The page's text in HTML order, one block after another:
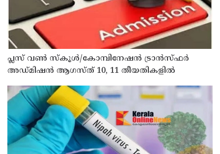
പ്ലസ് വൺ സ്‌കൂൾ/കോമ്പിനേഷൻ ട്രാൻസ്ഫർ
അഡ്മിഷൻ ആഗസ്ത് 10, 11 തീയതികളിൽ